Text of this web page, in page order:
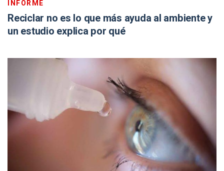
INFORME
Reciclar no es lo que más ayuda al ambiente y
un estudio explica por qué